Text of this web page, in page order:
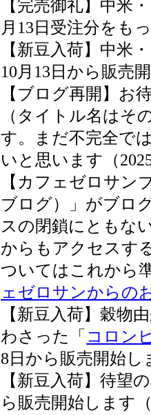
【完売御礼】中米
月13日受注分をも
【新豆入荷】中米
10月13日から販売
【ブログ再開】お
（タイトル名はそ
す。まだ不完全で
いと思います（
【カフェゼロサン
ブログ）」がブロ
スの閉鎖にともな
からもアクセスす
ついてはこれから
ェゼロサンからの
【新豆入荷】穀物
わさった「 コロン
8日から販売開始し
【新豆入荷】待望
ら販売開始します